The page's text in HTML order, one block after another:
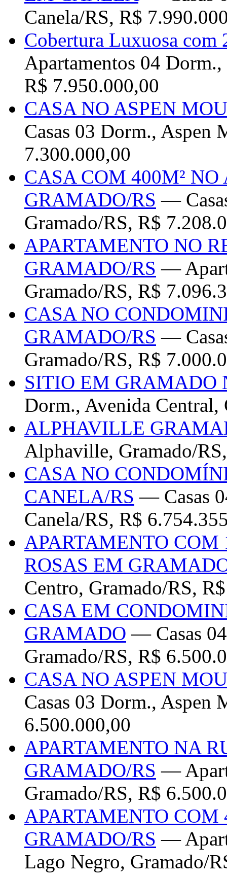
Canela/RS, R$
Cobertura Luxuosa com
Apartamentos 04
R$ 7.950.000,00
CASA NO ASPEN
Casas 03 Dorm., Aspen
7.300.000,00
CASA COM 400M²
GRAMADO/RS —
Gramado/RS, R$
APARTAMENTO NO
GRAMADO/RS —
Gramado/RS, R$
CASA NO
GRAMADO/RS —
Gramado/RS, R$
SITIO EM GRAMADO
Dorm., Avenida Central,
ALPHAVILLE
Alphaville, Gramado/
CASA NO
CANELA/RS — Casas
Canela/RS, R$
APARTAMENTO COM
ROSAS EM
Centro, Gramado/RS,
CASA EM
GRAMADO — Casas
Gramado/RS, R$
CASA NO ASPEN
Casas 03 Dorm., Aspen
6.500.000,00
APARTAMENTO NA
GRAMADO/RS —
Gramado/RS, R$
APARTAMENTO
GRAMADO/RS —
Lago Negro, Gramado/